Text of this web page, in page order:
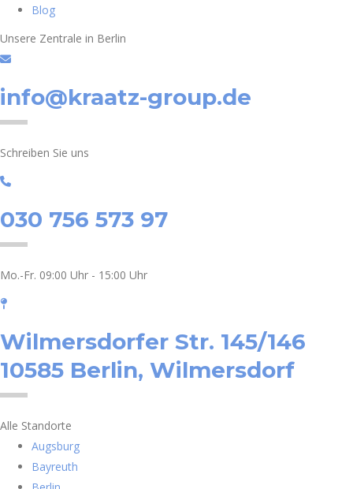
Blog
Unsere Zentrale in Berlin
info@kraatz-group.de
Schreiben Sie uns
030 756 573 97
Mo.-Fr. 09:00 Uhr - 15:00 Uhr
Wilmersdorfer Str. 145/146
10585 Berlin, Wilmersdorf
Alle Standorte
Augsburg
Bayreuth